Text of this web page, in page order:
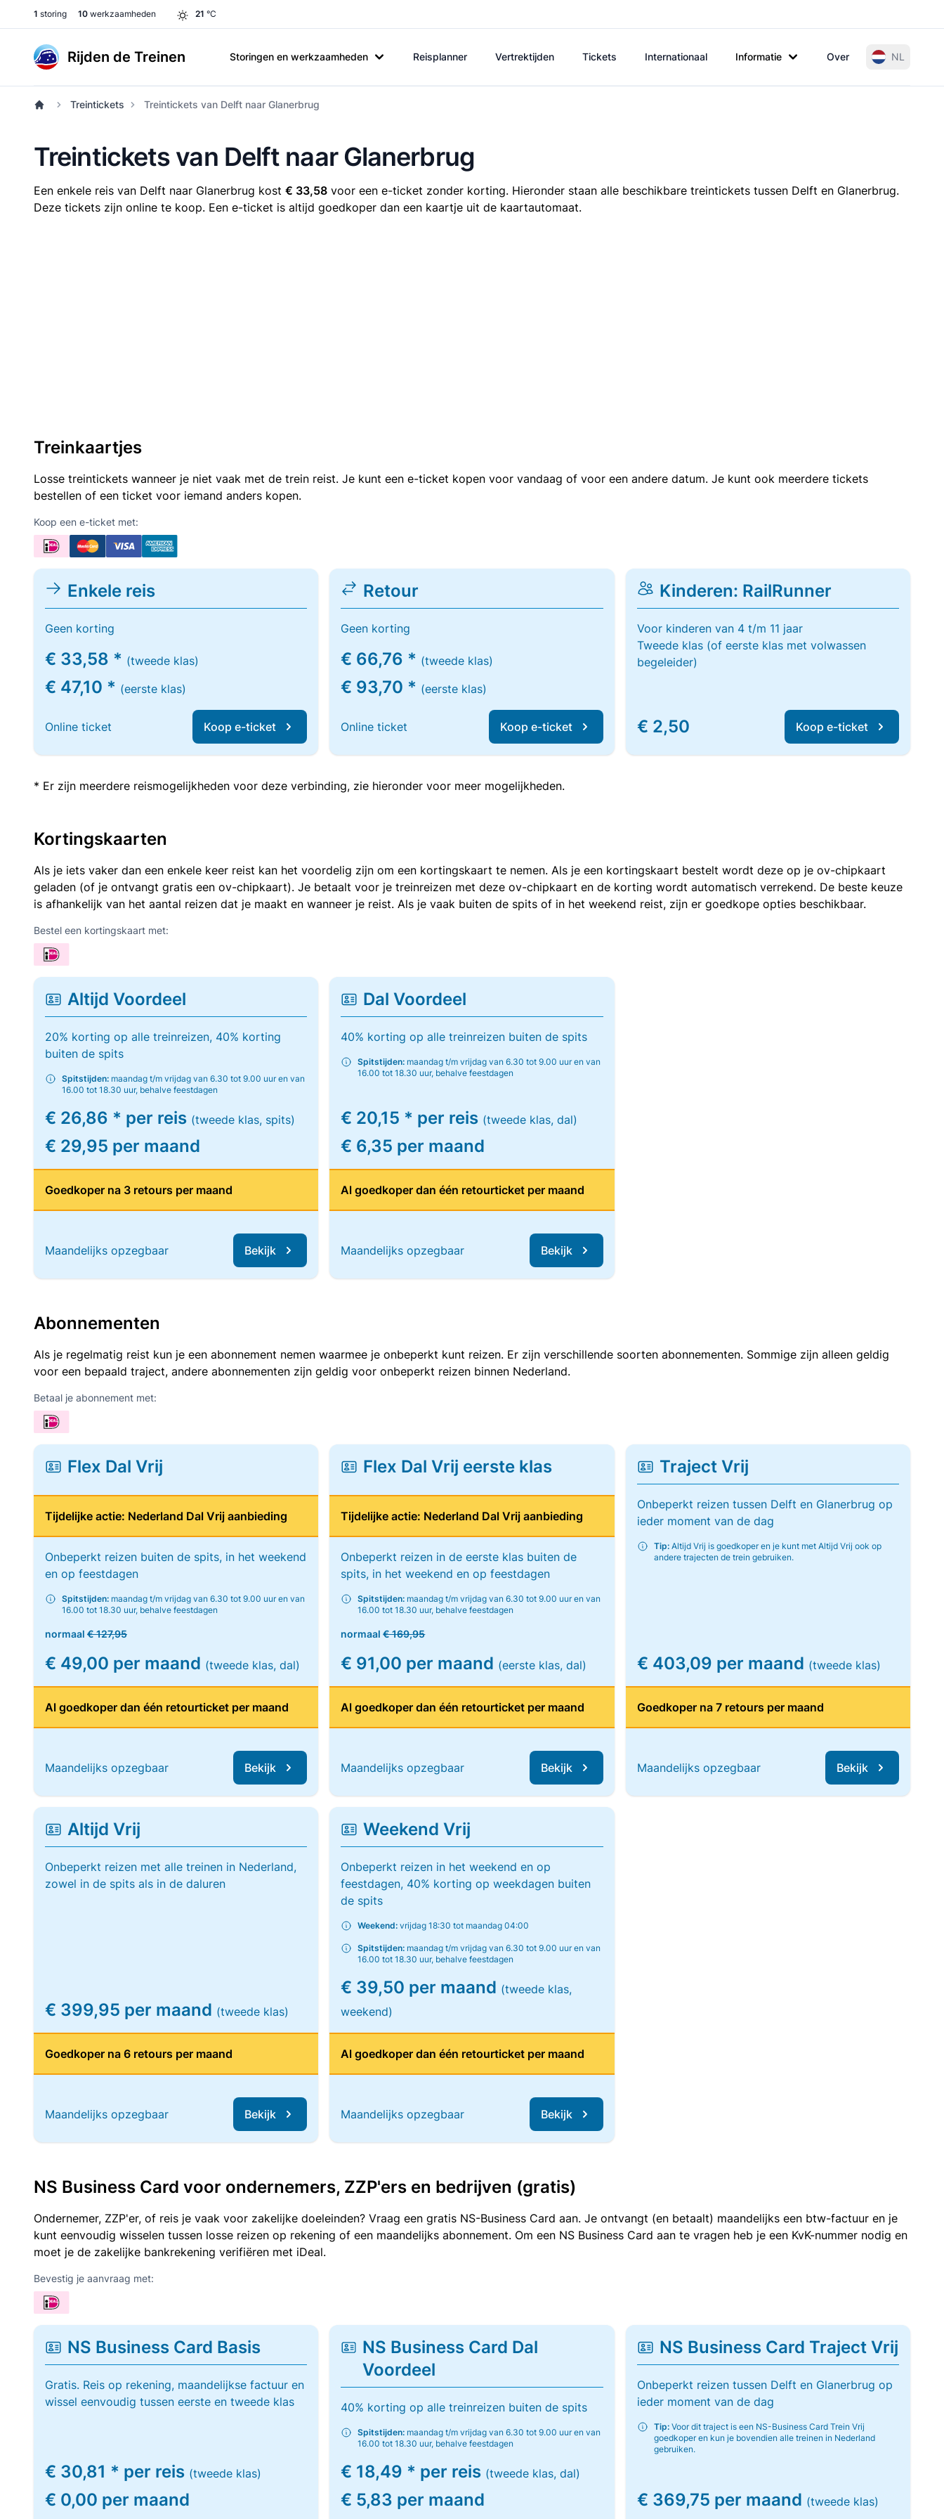
1 storing 10 werkzaamheden 21 °C
Rijden de Treinen Storingen en werkzaamheden Reisplanner Vertrektijden Tickets Internationaal Informatie Over NL
Treintickets Treintickets van Delft naar Glanerbrug
Treintickets van Delft naar Glanerbrug
Een enkele reis van Delft naar Glanerbrug kost € 33,58 voor een e-ticket zonder korting. Hieronder staan alle beschikbare treintickets tussen Delft en Glanerbrug.
Deze tickets zijn online te koop. Een e-ticket is altijd goedkoper dan een kaartje uit de kaartautomaat.
Treinkaartjes
Losse treintickets wanneer je niet vaak met de trein reist. Je kunt een e-ticket kopen voor vandaag of voor een andere datum. Je kunt ook meerdere tickets
bestellen of een ticket voor iemand anders kopen.
Koop een e-ticket met:
Enkele reis
Geen korting
€ 33,58 * (tweede klas)
€ 47,10 * (eerste klas)
Online ticket Koop e-ticket
Retour
Geen korting
€ 66,76 * (tweede klas)
€ 93,70 * (eerste klas)
Online ticket Koop e-ticket
Kinderen: RailRunner
Voor kinderen van 4 t/m 11 jaar
Tweede klas (of eerste klas met volwassen
begeleider)
€ 2,50 Koop e-ticket
* Er zijn meerdere reismogelijkheden voor deze verbinding, zie hieronder voor meer mogelijkheden.
Kortingskaarten
Als je iets vaker dan een enkele keer reist kan het voordelig zijn om een kortingskaart te nemen. Als je een kortingskaart bestelt wordt deze op je ov-chipkaart
geladen (of je ontvangt gratis een ov-chipkaart). Je betaalt voor je treinreizen met deze ov-chipkaart en de korting wordt automatisch verrekend. De beste keuze
is afhankelijk van het aantal reizen dat je maakt en wanneer je reist. Als je vaak buiten de spits of in het weekend reist, zijn er goedkope opties beschikbaar.
Bestel een kortingskaart met:
Altijd Voordeel
20% korting op alle treinreizen, 40% korting
buiten de spits
Spitstijden: maandag t/m vrijdag van 6.30 tot 9.00 uur en van
16.00 tot 18.30 uur, behalve feestdagen
€ 26,86 * per reis (tweede klas, spits)
€ 29,95 per maand
Goedkoper na 3 retours per maand
Maandelijks opzegbaar Bekijk
Dal Voordeel
40% korting op alle treinreizen buiten de spits
Spitstijden: maandag t/m vrijdag van 6.30 tot 9.00 uur en van
16.00 tot 18.30 uur, behalve feestdagen
€ 20,15 * per reis (tweede klas, dal)
€ 6,35 per maand
Al goedkoper dan één retourticket per maand
Maandelijks opzegbaar Bekijk
Abonnementen
Als je regelmatig reist kun je een abonnement nemen waarmee je onbeperkt kunt reizen. Er zijn verschillende soorten abonnementen. Sommige zijn alleen geldig
voor een bepaald traject, andere abonnementen zijn geldig voor onbeperkt reizen binnen Nederland.
Betaal je abonnement met:
Flex Dal Vrij
Tijdelijke actie: Nederland Dal Vrij aanbieding
Onbeperkt reizen buiten de spits, in het weekend
en op feestdagen
Spitstijden: maandag t/m vrijdag van 6.30 tot 9.00 uur en van
16.00 tot 18.30 uur, behalve feestdagen
normaal € 127,95
€ 49,00 per maand (tweede klas, dal)
Al goedkoper dan één retourticket per maand
Maandelijks opzegbaar Bekijk
Flex Dal Vrij eerste klas
Tijdelijke actie: Nederland Dal Vrij aanbieding
Onbeperkt reizen in de eerste klas buiten de
spits, in het weekend en op feestdagen
Spitstijden: maandag t/m vrijdag van 6.30 tot 9.00 uur en van
16.00 tot 18.30 uur, behalve feestdagen
normaal€ 169,95
€ 91,00 per maand (eerste klas, dal)
Al goedkoper dan één retourticket per maand
Maandelijks opzegbaar Bekijk
Traject Vrij
Onbeperkt reizen tussen Delft en Glanerbrug op
ieder moment van de dag
Tip:Altijd Vrij is goedkoper en je kunt met Altijd Vrij ook op
andere trajecten de trein gebruiken.
€ 403,09 per maand (tweede klas)
Goedkoper na 7 retours per maand
Maandelijks opzegbaar Bekijk
Altijd Vrij
Onbeperkt reizen met alle treinen in Nederland,
zowel in de spits als in de daluren
€ 399,95 per maand (tweede klas)
Goedkoper na 6 retours per maand
Maandelijks opzegbaar Bekijk
Weekend Vrij
Onbeperkt reizen in het weekend en op
feestdagen, 40% korting op weekdagen buiten
de spits
Weekend: vrijdag 18:30 tot maandag 04:00
Spitstijden: maandag t/m vrijdag van 6.30 tot 9.00 uur en van
16.00 tot 18.30 uur, behalve feestdagen
€ 39,50 per maand (tweede klas,
weekend)
Al goedkoper dan één retourticket per maand
Maandelijks opzegbaar Bekijk
NS Business Card voor ondernemers, ZZP'ers en bedrijven (gratis)
Ondernemer, ZZP'er, of reis je vaak voor zakelijke doeleinden? Vraag een gratis NS-Business Card aan. Je ontvangt (en betaalt) maandelijks een btw-factuur en je
kunt eenvoudig wisselen tussen losse reizen op rekening of een maandelijks abonnement. Om een NS Business Card aan te vragen heb je een KvK-nummer nodig en
moet je de zakelijke bankrekening verifiëren met iDeal.
Bevestig je aanvraag met:
NS Business Card Basis
Gratis. Reis op rekening, maandelijkse factuur en
wissel eenvoudig tussen eerste en tweede klas
€ 30,81 * per reis (tweede klas)
€ 0,00 per maand
NS Business Card Dal
Voordeel
40% korting op alle treinreizen buiten de spits
Spitstijden: maandag t/m vrijdag van 6.30 tot 9.00 uur en van
16.00 tot 18.30 uur, behalve feestdagen
€ 18,49 * per reis (tweede klas, dal)
€ 5,83 per maand
NS Business Card Traject Vrij
Onbeperkt reizen tussen Delft en Glanerbrug op
ieder moment van de dag
Tip:Voor dit traject is een NS-Business Card Trein Vrij
goedkoper en kun je bovendien alle treinen in Nederland
gebruiken.
€ 369,75 per maand (tweede klas)